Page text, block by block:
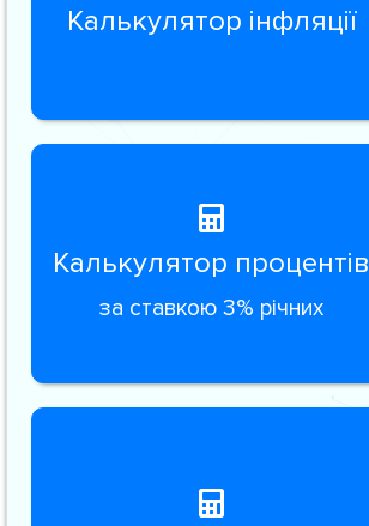
Калькулятор інфляції
Калькулятор процентів
за ставкою 3% річних